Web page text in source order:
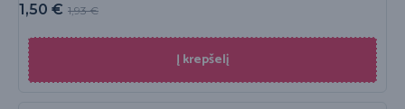
1,93€
1,50 €
Į krepšelį